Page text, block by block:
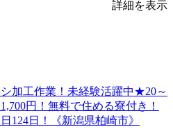
詳細を表示